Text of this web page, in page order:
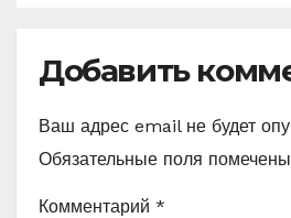
Добавить
Ваш адрес email не будет
Обязательные поля помечены
Комментарий *